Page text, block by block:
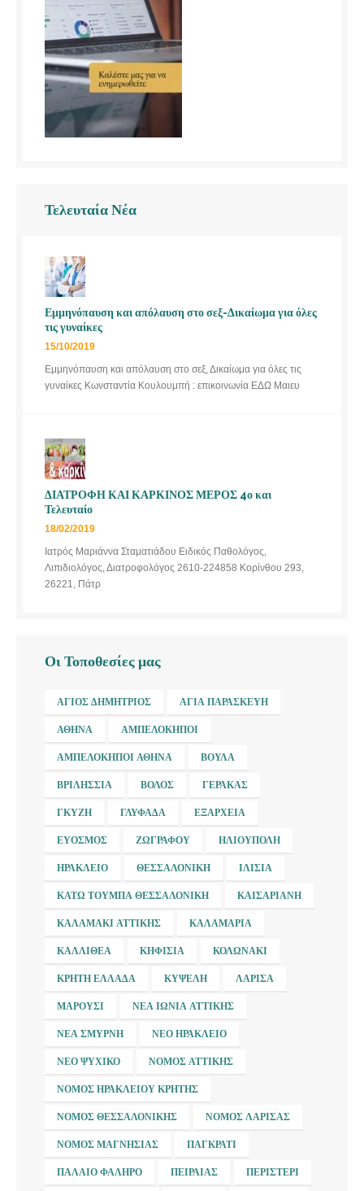
Τελευταία Νέα
Εμμηνόπαυση και απόλαυση στο σεξ-Δικαίωμα για όλες
τις γυναίκες
15/10/2019
Εμμηνόπαυση και απόλαυση στο σεξ, Δικαίωμα για όλες τις
γυναίκες Κωνσταντία Κουλουμπή : επικοινωνία ΕΔΩ Μαιευ
ΔΙΑΤΡΟΦΗ ΚΑΙ ΚΑΡΚΙΝΟΣ ΜΕΡΟΣ 4ο και
Τελευταίο
18/02/2019
Ιατρός Μαριάννα Σταματιάδου Ειδικός Παθολόγος,
Λιπιδιολόγος, Διατροφολόγος 2610-224858 Κορίνθου 293,
26221, Πάτρ
Οι Τοποθεσίες μας
ΆΓΙΟΣ ΔΗΜΉΤΡΙΟΣ ΑΓΊΑ ΠΑΡΑΣΚΕΥΉ
ΑΘΉΝΑ ΑΜΠΕΛΌΚΗΠΟΙ
ΑΜΠΕΛΌΚΗΠΟΙ ΑΘΉΝΑ ΒΟΎΛΑ
ΒΡΙΛΉΣΣΙΑ ΒΌΛΟΣ ΓΈΡΑΚΑΣ
ΓΚΎΖΗ ΓΛΥΦΆΔΑ ΕΞΆΡΧΕΙΑ
ΕΎΟΣΜΟΣ ΖΩΓΡΆΦΟΥ ΗΛΙΟΎΠΟΛΗ
ΗΡΆΚΛΕΙΟ ΘΕΣΣΑΛΟΝΊΚΗ ΙΛΊΣΙΑ
ΚΆΤΩ ΤΟΎΜΠΑ ΘΕΣΣΑΛΟΝΊΚΗ ΚΑΙΣΑΡΙΑΝΉ
ΚΑΛΑΜΆΚΙ ΑΤΤΙΚΉΣ ΚΑΛΑΜΑΡΙΆ
ΚΑΛΛΙΘΈΑ ΚΗΦΙΣΙΆ ΚΟΛΩΝΆΚΙ
ΚΡΉΤΗ ΕΛΛΆΔΑ ΚΥΨΈΛΗ ΛΆΡΙΣΑ
ΜΑΡΟΎΣΙ ΝΈΑ ΙΩΝΊΑ ΑΤΤΙΚΉΣ
ΝΈΑ ΣΜΎΡΝΗ ΝΈΟ ΗΡΆΚΛΕΙΟ
ΝΈΟ ΨΥΧΙΚΌ ΝΟΜΌΣ ΑΤΤΙΚΉΣ
ΝΟΜΌΣ ΗΡΑΚΛΕΊΟΥ ΚΡΉΤΗΣ
ΝΟΜΌΣ ΘΕΣΣΑΛΟΝΊΚΗΣ ΝΟΜΌΣ ΛΆΡΙΣΑΣ
ΝΟΜΌΣ ΜΑΓΝΗΣΊΑΣ ΠΑΓΚΡΆΤΙ
ΠΑΛΑΙΌ ΦΆΛΗΡΟ ΠΕΙΡΑΙΆΣ ΠΕΡΙΣΤΈΡΙ